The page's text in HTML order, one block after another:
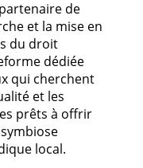
de
et la mise en
du droit
dédiée
qui cherchent
et les
prêts à offrir
local.